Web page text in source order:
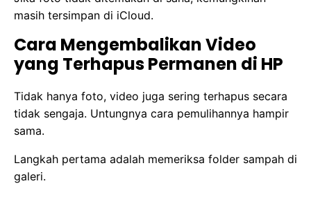
masih tersimpan di iCloud.
Cara Mengembalikan Video
yang Terhapus Permanen di HP
Tidak hanya foto, video juga sering terhapus secara
tidak sengaja. Untungnya cara pemulihannya hampir
sama.
Langkah pertama adalah memeriksa folder sampah di
galeri.